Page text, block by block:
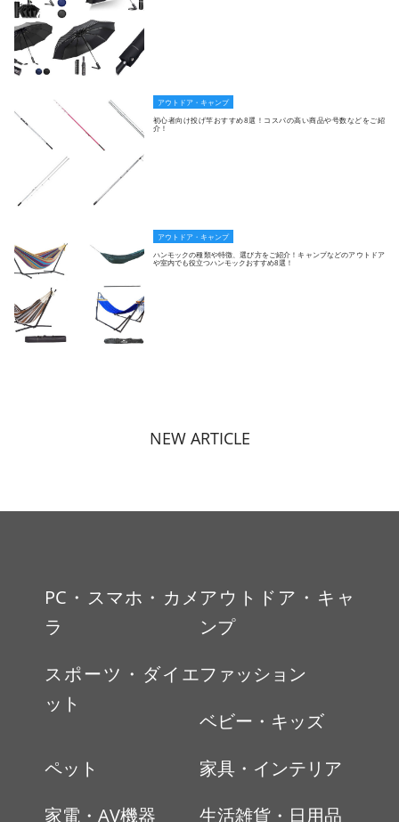
アウトドア・キャンプ
初心者向け投げ竿おすすめ8選！コスパの高い商品や号数などをご紹
介！
アウトドア・キャンプ
ハンモックの種類や特徴、選び方をご紹介！キャンプなどのアウトドア
や室内でも役立つハンモックおすすめ8選！
NEW ARTICLE
PC・スマホ・カメ
ラ
アウトドア・キャ
ンプ
スポーツ・ダイエ
ット
ファッション
ベビー・キッズ
ペット
家具・インテリア
家電・AV機器
生活雑貨・日用品